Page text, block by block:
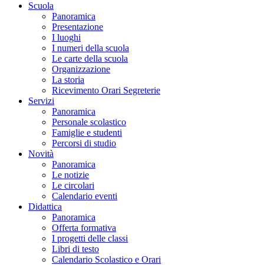
Scuola
Panoramica
Presentazione
I luoghi
I numeri della scuola
Le carte della scuola
Organizzazione
La storia
Ricevimento Orari Segreterie
Servizi
Panoramica
Personale scolastico
Famiglie e studenti
Percorsi di studio
Novità
Panoramica
Le notizie
Le circolari
Calendario eventi
Didattica
Panoramica
Offerta formativa
I progetti delle classi
Libri di testo
Calendario Scolastico e Orari